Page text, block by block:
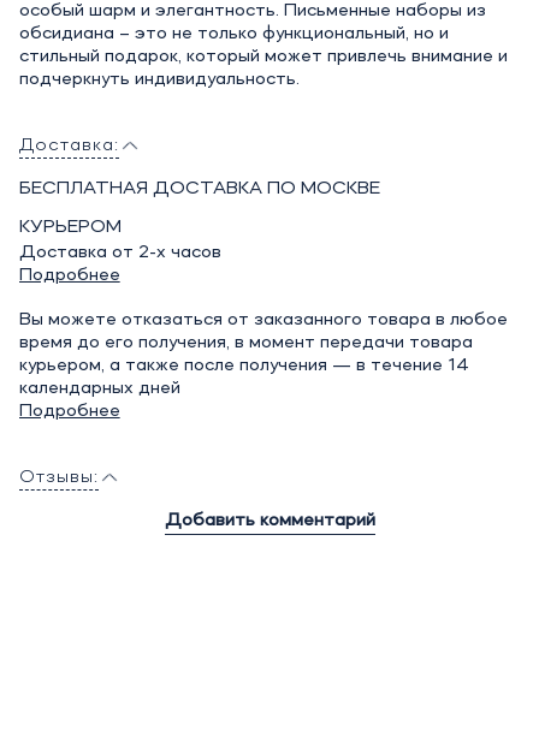
особый шарм и элегантность. Письменные наборы из
обсидиана – это не только функциональный, но и
стильный подарок, который может привлечь внимание и
подчеркнуть индивидуальность.
Доставка:
БЕСПЛАТНАЯ ДОСТАВКА ПО МОСКВЕ
КУРЬЕРОМ
Доставка от 2-х часов
Подробнее
Вы можете отказаться от заказанного товара в любое
время до его получения, в момент передачи товара
курьером, а также после получения — в течение 14
календарных дней
Подробнее
Отзывы:
Добавить комментарий